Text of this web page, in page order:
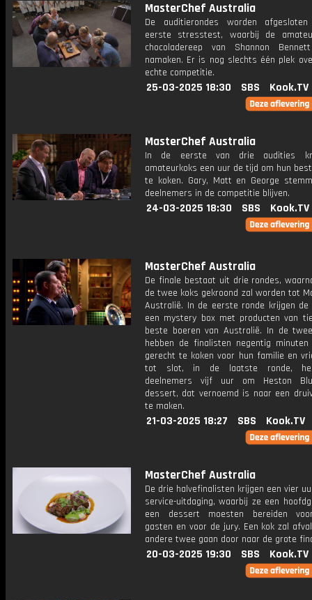
MasterChef Australia
De auditierondes worden
eerste stresstest, waarbij de
chocoladereep van Shannon
namaken. Er is nog slechts één plek
echte competitie.
25-03-2025 18:30 SBS Kook.TV
MasterChef Australia
In de eerste van drie audities
amateurkoks een uur de tijd om hun
te koken. Gary, Matt en George
deelnemers in de competitie blijven.
24-03-2025 18:30 SBS Kook.TV
MasterChef Australia
De finale bestaat uit drie rondes,
de twee koks gekroond zal worden tot
Australië. In de eerste ronde krijgen
een mystery box met producten van
beste boeren van Australië. In de
hebben de finalisten negentig
gerecht te koken voor hun familie en
tot slot, in de laatste ronde,
deelnemers vijf uur om Heston
dessert, dat vernoemd is naar een
te maken.
21-03-2025 18:27 SBS Kook.TV
MasterChef Australia
De drie halvefinalisten krijgen een vier
service-uitdaging, waarbij ze een
een dessert moesten bereiden
gasten en voor de jury. Een kok zal
andere twee gaan door naar de grote
20-03-2025 19:30 SBS Kook.TV